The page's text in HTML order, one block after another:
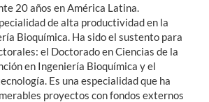
20 años en América Latina.
de alta productividad en la
Bioquímica. Ha sido el sustento para
el Doctorado en Ciencias de la
en Ingeniería Bioquímica y el
Es una especialidad que ha
proyectos con fondos externos